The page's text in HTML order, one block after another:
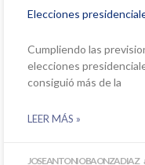
Elecciones
Cumpliendo las
elecciones
consiguió más de la
LEER MÁS »
JOSE ANTONIO BAONZA DIAZ